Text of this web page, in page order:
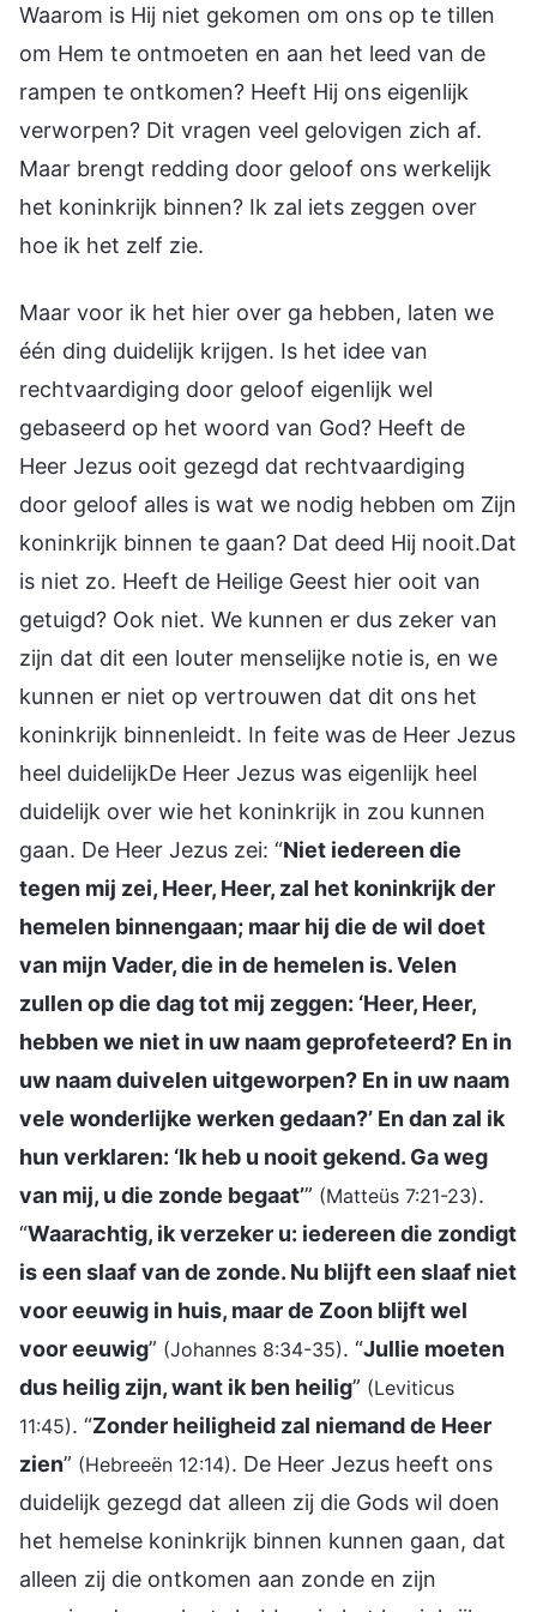
Waarom is Hij niet gekomen om ons op te tillen
om Hem te ontmoeten en aan het leed van de
rampen te ontkomen? Heeft Hij ons eigenlijk
verworpen? Dit vragen veel gelovigen zich af.
Maar brengt redding door geloof ons werkelijk
het koninkrijk binnen? Ik zal iets zeggen over
hoe ik het zelf zie.
Maar voor ik het hier over ga hebben, laten we
één ding duidelijk krijgen. Is het idee van
rechtvaardiging door geloof eigenlijk wel
gebaseerd op het woord van God? Heeft de
Heer Jezus ooit gezegd dat rechtvaardiging
door geloof alles is wat we nodig hebben om Zijn
koninkrijk binnen te gaan? Dat deed Hij nooit.Dat
is niet zo. Heeft de Heilige Geest hier ooit van
getuigd? Ook niet. We kunnen er dus zeker van
zijn dat dit een louter menselijke notie is, en we
kunnen er niet op vertrouwen dat dit ons het
koninkrijk binnenleidt. In feite was de Heer Jezus
heel duidelijkDe Heer Jezus was eigenlijk heel
duidelijk over wie het koninkrijk in zou kunnen
gaan. De Heer Jezus zei: “Niet iedereen die
tegen mij zei, Heer, Heer, zal het koninkrijk der
hemelen binnengaan; maar hij die de wil doet
van mijn Vader, die in de hemelen is. Velen
zullen op die dag tot mij zeggen: ‘Heer, Heer,
hebben we niet in uw naam geprofeteerd? En in
uw naam duivelen uitgeworpen? En in uw naam
vele wonderlijke werken gedaan?’ En dan zal ik
hun verklaren: ‘Ik heb u nooit gekend. Ga weg
van mij, u die zonde begaat’” (Matteüs 7:21-23).
“Waarachtig, ik verzeker u: iedereen die zondigt
is een slaaf van de zonde. Nu blijft een slaaf niet
voor eeuwig in huis, maar de Zoon blijft wel
voor eeuwig” (Johannes 8:34-35). “Jullie moeten
dus heilig zijn, want ik ben heilig” (Leviticus
11:45). “Zonder heiligheid zal niemand de Heer
zien” (Hebreeën 12:14). De Heer Jezus heeft ons
duidelijk gezegd dat alleen zij die Gods wil doen
het hemelse koninkrijk binnen kunnen gaan, dat
alleen zij die ontkomen aan zonde en zijn